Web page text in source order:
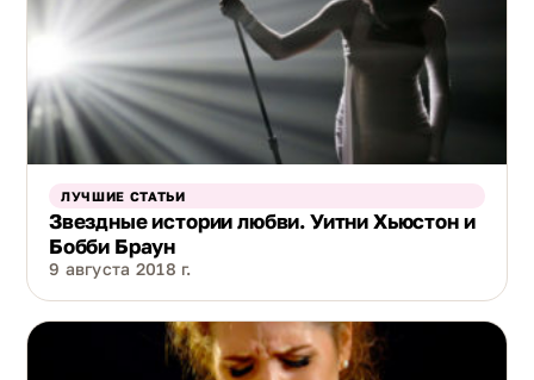
ЛУЧШИЕ СТАТЬИ
Звездные истории любви. Уитни Хьюстон и
Бобби Браун
9 августа 2018 г.